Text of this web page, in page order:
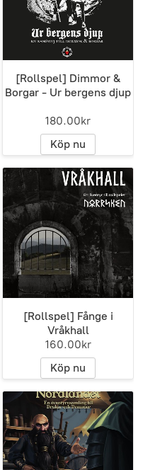
[Rollspel] Dimmor &
Borgar - Ur bergens djup
180.00kr
Köp nu
[Rollspel] Fånge i
Vråkhall
160.00kr
Köp nu